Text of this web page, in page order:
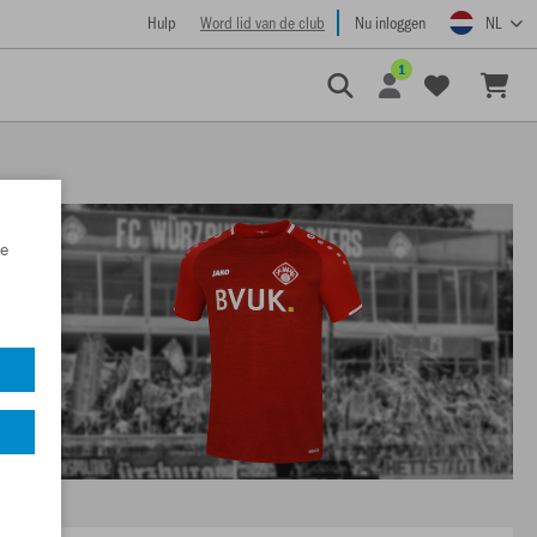
Hulp Word lid van de club Nu inloggen NL
1